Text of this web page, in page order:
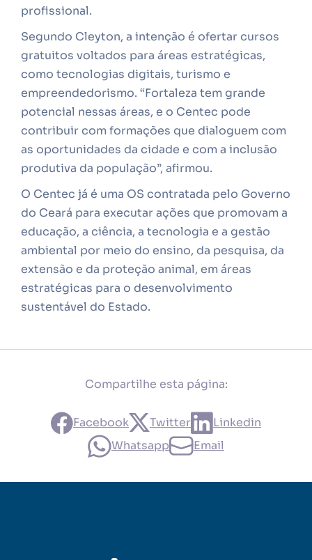
profissional.
Segundo Cleyton, a intenção é ofertar cursos
gratuitos voltados para áreas estratégicas,
como tecnologias digitais, turismo e
empreendedorismo. “Fortaleza tem grande
potencial nessas áreas, e o Centec pode
contribuir com formações que dialoguem com
as oportunidades da cidade e com a inclusão
produtiva da população”, afirmou.
O Centec já é uma OS contratada pelo Governo
do Ceará para executar ações que promovam a
educação, a ciência, a tecnologia e a gestão
ambiental por meio do ensino, da pesquisa, da
extensão e da proteção animal, em áreas
estratégicas para o desenvolvimento
sustentável do Estado.
Compartilhe esta página:
Facebook Twitter
Linkedin
Whatsapp
Email